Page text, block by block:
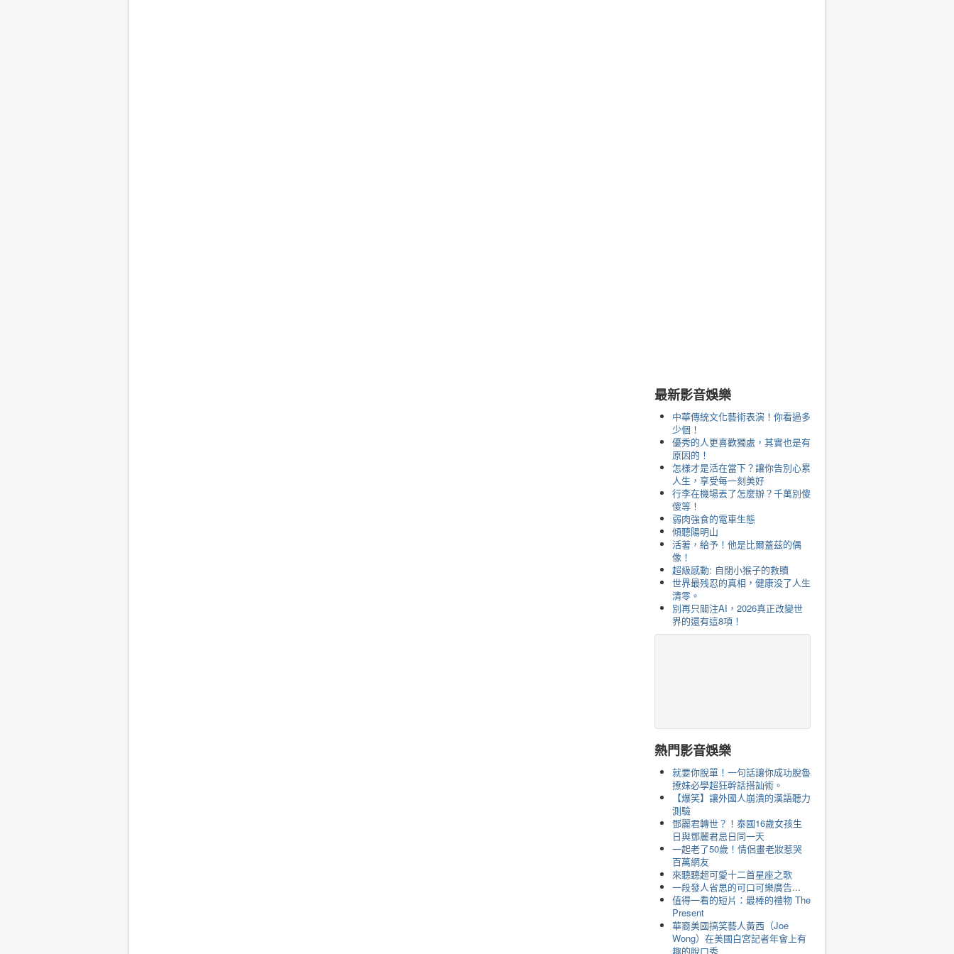
最新影音娛樂
中華傳統文化藝術表演！你看過多
少個！
優秀的人更喜歡獨處，其實也是有
原因的！
怎樣才是活在當下？讓你告別心累
人生，享受每一刻美好
行李在機場丟了怎麼辦？千萬別傻
傻等！
弱肉強食的電車生態
傾聽陽明山
活著，給予！他是比爾蓋茲的偶
像！
超級感動: 自閉小猴子的救贖
世界最残忍的真相，健康没了人生
清零。
別再只關注AI，2026真正改變世
界的還有這8項！
熱門影音娛樂
就要你脫單！一句話讓你成功脫魯
撩妹必學超狂幹話搭訕術。
【爆笑】讓外國人崩潰的漢語聽力
測驗
鄧麗君轉世？！泰國16歲女孩生
日與鄧麗君忌日同一天
一起老了50歲！情侶畫老妝惹哭
百萬網友
來聽聽超可愛十二首星座之歌
一段發人省思的可口可樂廣告...
值得一看的短片：最棒的禮物 The
Present
華裔美國搞笑藝人黃西（Joe
Wong）在美國白宮記者年會上有
趣的脫口秀